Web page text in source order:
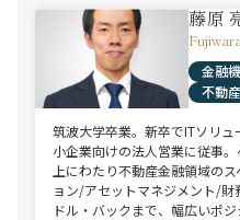
藤原
金融
不動
筑波大学卒業。新卒でITソリ
小企業向けの法人営業に従事
上にわたり不動産金融領域の
ョン/アセットマネジメント/
ドル・バックまで、幅広いポ